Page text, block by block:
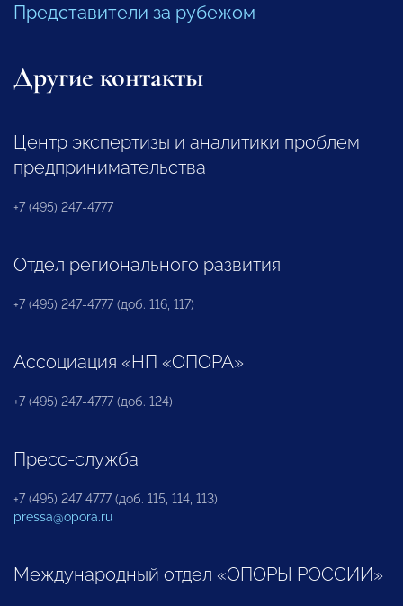
Представители за рубежом
Другие контакты
Центр экспертизы и аналитики проблем
предпринимательства
+7 (495) 247-4777
Отдел регионального развития
+7 (495) 247-4777 (доб. 116, 117)
Ассоциация «НП «ОПОРА»
+7 (495) 247-4777 (доб. 124)
Пресс-служба
+7 (495) 247 4777 (доб. 115, 114, 113)
pressa@opora.ru
Международный отдел «ОПОРЫ РОССИИ»